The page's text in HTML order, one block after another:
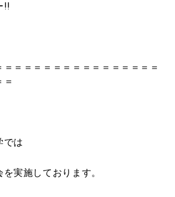
!!
＝＝＝＝＝＝＝＝＝＝＝＝＝＝＝＝
＝
では
実施しております。